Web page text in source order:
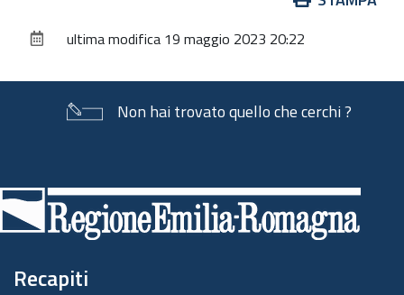
documentoultima modifica 19 maggio 2023 20:22
Non hai trovato quello che cerchi ?
di
pagina
Recapiti